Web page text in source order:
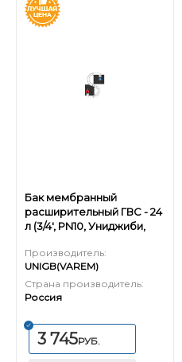
Бак мембранный
расширительный ГВС - 24
л (3/4', PN10, Униджиби,
Производитель:
UNIGB(VAREM)
Страна производитель:
Россия
3 745РУБ.